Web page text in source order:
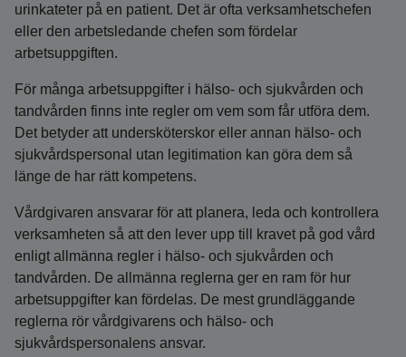
urinkateter på en patient. Det är ofta verksamhetschefen
eller den arbetsledande chefen som fördelar
arbetsuppgiften.
För många arbetsuppgifter i hälso- och sjukvården och
tandvården finns inte regler om vem som får utföra dem.
Det betyder att undersköterskor eller annan hälso- och
sjukvårdspersonal utan legitimation kan göra dem så
länge de har rätt kompetens.
Vårdgivaren ansvarar för att planera, leda och kontrollera
verksamheten så att den lever upp till kravet på god vård
enligt allmänna regler i hälso- och sjukvården och
tandvården. De allmänna reglerna ger en ram för hur
arbetsuppgifter kan fördelas. De mest grundläggande
reglerna rör vårdgivarens och hälso- och
sjukvårdspersonalens ansvar.